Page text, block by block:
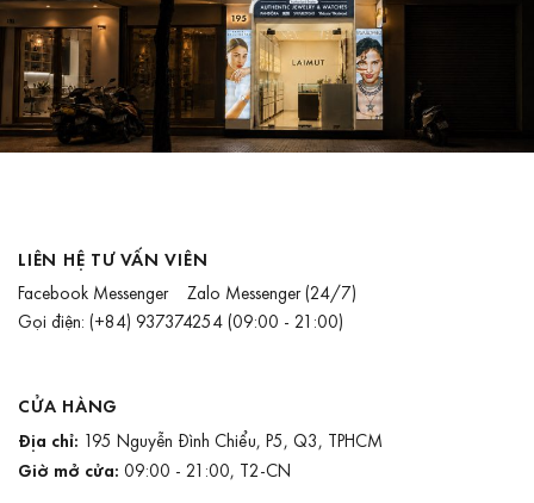
LIÊN HỆ TƯ VẤN VIÊN
Facebook Messenger Zalo Messenger(24/7)
Gọi điện: (+84) 937374254(09:00 - 21:00)
CỬA HÀNG
Địa chỉ: 195 Nguyễn Đình Chiểu, P5, Q3, TPHCM
Giờ mở cửa: 09:00 - 21:00, T2-CN